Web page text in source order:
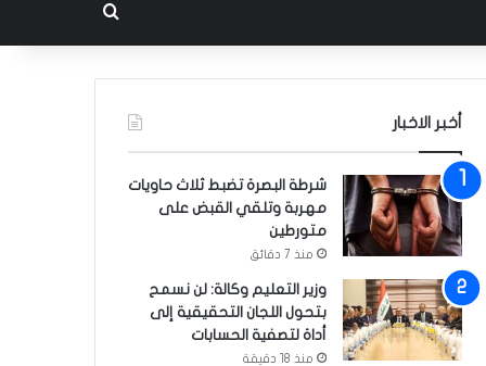
أخبر الاخبار
شرطة البصرة تضبط ثلاث حاويات
مهربة وتلقي القبض على
متورطين
منذ 7 دقائق
وزير التعليم وكالة: لن نسمح
بتحول اللجان التحقيقية إلى
أداة لتصفية الحسابات
منذ 18 دقيقة